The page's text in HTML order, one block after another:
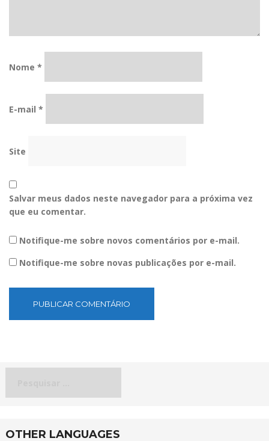
Nome *
E-mail *
Site
Salvar meus dados neste navegador para a próxima vez
que eu comentar.
Notifique-me sobre novos comentários por e-mail.
Notifique-me sobre novas publicações por e-mail.
OTHER LANGUAGES